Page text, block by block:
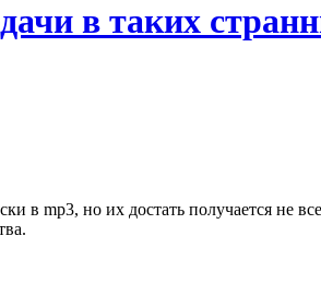
в таких
в mp3, но их достать получается не